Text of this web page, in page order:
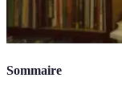
Sommaire